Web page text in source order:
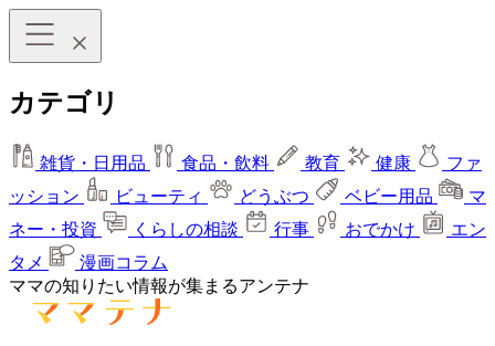
カテゴリ
雑貨・日用品 食品・飲料 教育 健康
ファ
ッション
ビューティ どうぶつ ベビー用品
マ
ネー・投資
くらしの相談 行事 おでかけ
エン
タメ
漫画コラム
ママの知りたい情報が集まるアンテナ